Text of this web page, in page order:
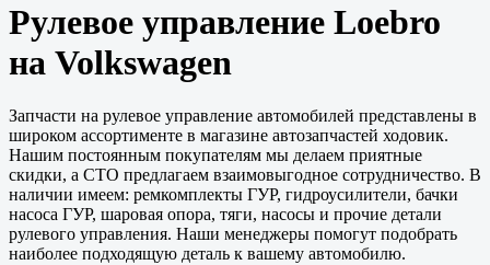
Рулевое управление Loebro
на Volkswagen
Запчасти на рулевое управление автомобилей представлены в
широком ассортименте в магазине автозапчастей ходовик.
Нашим постоянным покупателям мы делаем приятные
скидки, а СТО предлагаем взаимовыгодное сотрудничество. В
наличии имеем: ремкомплекты ГУР, гидроусилители, бачки
насоса ГУР, шаровая опора, тяги, насосы и прочие детали
рулевого управления. Наши менеджеры помогут подобрать
наиболее подходящую деталь к вашему автомобилю.